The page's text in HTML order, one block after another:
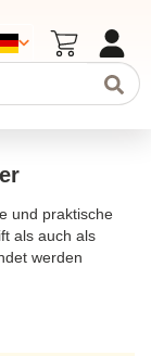
und praktische
als auch als
werden
aus